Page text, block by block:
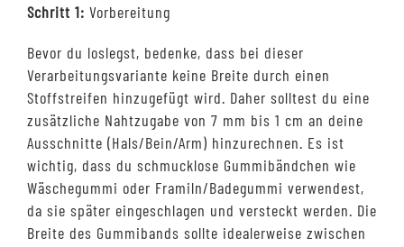
Schritt 1: Vorbereitung
Bevor du loslegst, bedenke, dass bei dieser
Verarbeitungsvariante keine Breite durch einen
Stoffstreifen hinzugefügt wird. Daher solltest du eine
zusätzliche Nahtzugabe von 7 mm bis 1 cm an deine
Ausschnitte (Hals/Bein/Arm) hinzurechnen. Es ist
wichtig, dass du schmucklose Gummibändchen wie
Wäschegummi oder Framiln/Badegummi verwendest,
da sie später eingeschlagen und versteckt werden. Die
Breite des Gummibands sollte idealerweise zwischen